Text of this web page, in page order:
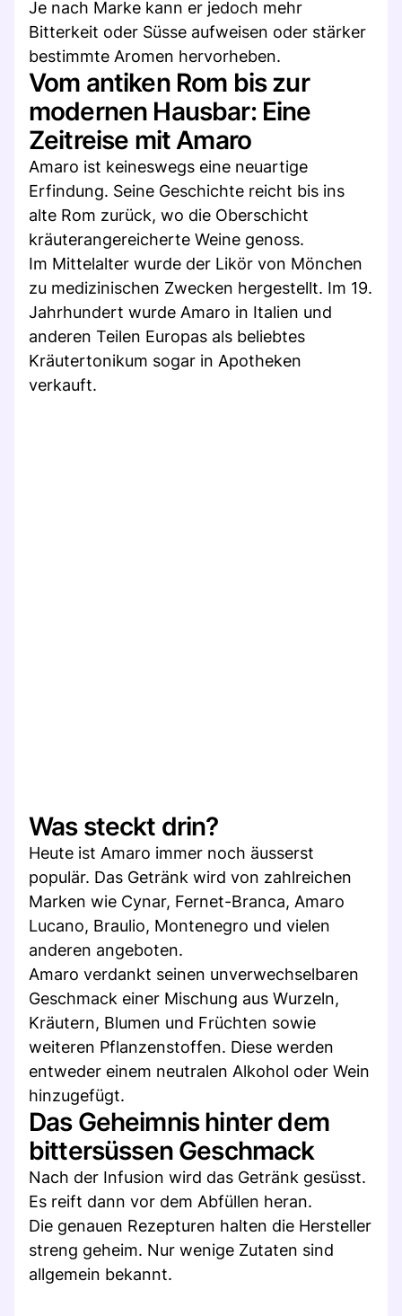
Je nach Marke kann er jedoch mehr
Bitterkeit oder Süsse aufweisen oder stärker
bestimmte Aromen hervorheben.
Vom antiken Rom bis zur
modernen Hausbar: Eine
Zeitreise mit Amaro
Amaro ist keineswegs eine neuartige
Erfindung. Seine Geschichte reicht bis ins
alte Rom zurück, wo die Oberschicht
kräuterangereicherte Weine genoss.
Im Mittelalter wurde der Likör von Mönchen
zu medizinischen Zwecken hergestellt. Im 19.
Jahrhundert wurde Amaro in Italien und
anderen Teilen Europas als beliebtes
Kräutertonikum sogar in Apotheken
verkauft.
Was steckt drin?
Heute ist Amaro immer noch äusserst
populär. Das Getränk wird von zahlreichen
Marken wie Cynar, Fernet-Branca, Amaro
Lucano, Braulio, Montenegro und vielen
anderen angeboten.
Amaro verdankt seinen unverwechselbaren
Geschmack einer Mischung aus Wurzeln,
Kräutern, Blumen und Früchten sowie
weiteren Pflanzenstoffen. Diese werden
entweder einem neutralen Alkohol oder Wein
hinzugefügt.
Das Geheimnis hinter dem
bittersüssen Geschmack
Nach der Infusion wird das Getränk gesüsst.
Es reift dann vor dem Abfüllen heran.
Die genauen Rezepturen halten die Hersteller
streng geheim. Nur wenige Zutaten sind
allgemein bekannt.